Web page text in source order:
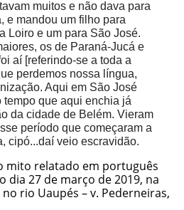
muitos e não dava para
e mandou um filho para
Loiro e um para São José.
os de Paraná-Jucá e
aí [referindo-se a toda a
perdemos nossa língua,
Aqui em São José
tempo que aqui enchia já
da cidade de Belém. Vieram
período que começaram a
cipó...daí veio escravidão.
mito relatado em português
dia 27 de março de 2019, na
rio Uaupés – v. Pederneiras,